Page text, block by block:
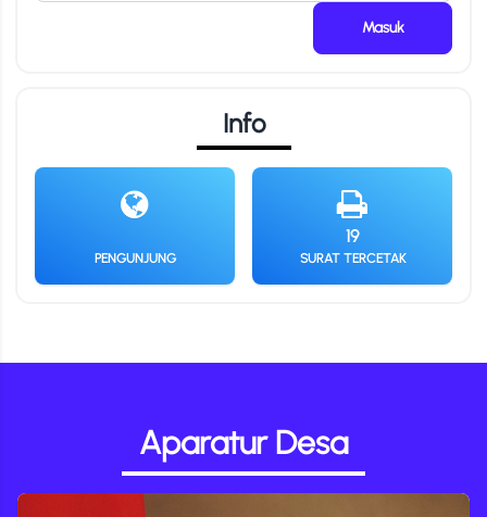
Info
PENGUNJUNG
19
SURAT TERCETAK
Aparatur Desa